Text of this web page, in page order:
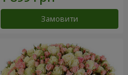
Замовити